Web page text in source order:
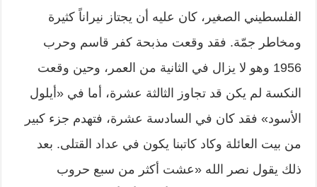
الفلسطيني الصغير، كان عليه أن يجتاز نيراناً كثيرة
ومخاطر جمّة. فقد وقعت مذبحة كفر قاسم وحرب
1956 وهو لا يزال في الثانية من العمر، وحين وقعت
النكسة لم يكن قد تجاوز الثالثة عشرة، أما في «أيلول
الأسود» فقد كان في السادسة عشرة، فتهدم جزء كبير
من بيت العائلة وكاد كاتبنا يكون في عداد القتلى. بعد
ذلك يقول نصر الله «عشت أكثر من سبع حروب